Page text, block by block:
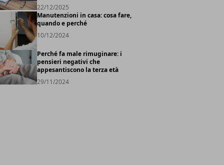
22/12/2025
Manutenzioni in casa: cosa fare,
quando e perché
10/12/2024
Perché fa male rimuginare: i
pensieri negativi che
appesantiscono la terza età
29/11/2024